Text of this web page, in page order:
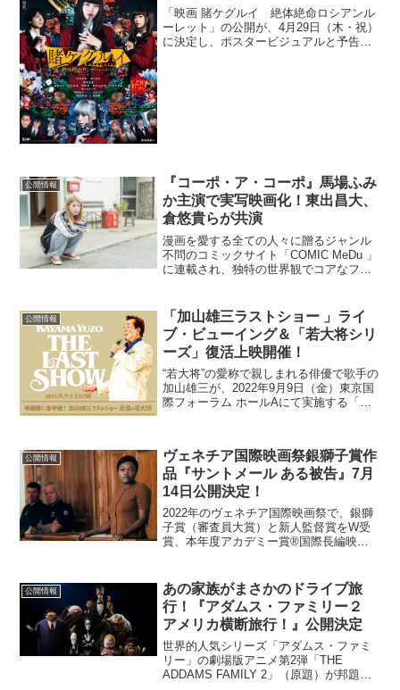
「映画 賭ケグルイ 絶体絶命ロシアンル
ーレット」の公開が、4月29日（木・祝）
に決定し、ポスタービジュアルと予告映
公開情報
『コーポ・ア・コーポ』馬場ふみ
か主演で実写映画化！東出昌大、
倉悠貴らが共演
漫画を愛する全ての人々に贈るジャンル
不問のコミックサイト「COMIC MeDu 」
に連載され、独特の世界観でコアなファ
されることが決定した。“得体の知れぬ日
常を底知れぬ...
公開情報
「加山雄三ラストショー 」ライ
ブ・ビューイング＆「若大将シリ
ーズ」復活上映開催！
“若大将”の愛称で親しまれる俳優で歌手の
加山雄三が、2022年9月9日（金）東京国
際フォーラム ホールAにて実施する「加
は、年内を...
公開情報
ヴェネチア国際映画祭銀獅子賞作
品『サントメール ある被告』7月
14日公開決定！
2022年のヴェネチア国際映画祭で、銀獅
⼦賞（審査員⼤賞）と新⼈監督賞をW受
賞、本年度アカデミー賞®国際⻑編映画
が、邦題『サントメール ある被告』とし
て、20...
公開情報
あの家族がまさかのドライブ旅
行！『アダムス・ファミリー２
アメリカ横断旅行！』公開決定
世界的人気シリーズ「アダムス・ファミ
リー」の劇場版アニメ第2弾「THE
ADDAMS FAMILY 2」（原題）が邦題